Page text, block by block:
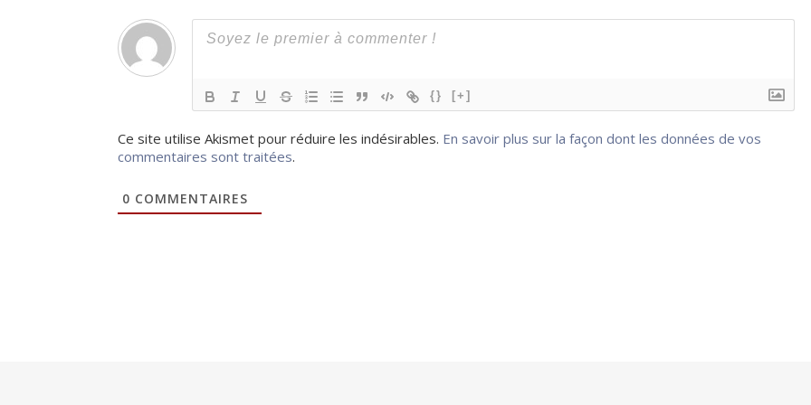
{} [+]
Ce site utilise Akismet pour réduire les indésirables. En savoir plus sur la façon dont les données de vos
commentaires sont traitées.
0 COMMENTAIRES